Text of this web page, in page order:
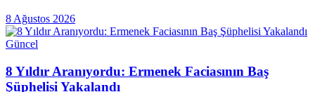
8 Ağustos 2026
Güncel
8 Yıldır Aranıyordu: Ermenek Faciasının Baş
Şüphelisi Yakalandı